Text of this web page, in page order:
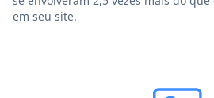
em seu site.